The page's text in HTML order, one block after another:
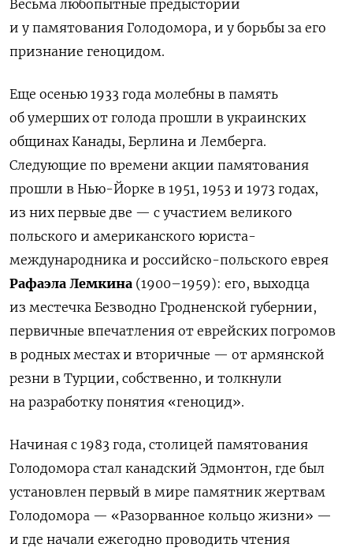
Весьма любопытные предыстории
и у памятования Голодомора, и у борьбы за его
признание геноцидом.
Еще осенью 1933 года молебны в память
об умерших от голода прошли в украинских
общинах Канады, Берлина и Лемберга.
Следующие по времени акции памятования
прошли в Нью-Йорке в 1951, 1953 и 1973 годах,
из них первые две — с участием великого
польского и американского юриста-
международника и российско-польского еврея
Рафаэла Лемкина (1900–1959): его, выходца
из местечка Безводно Гродненской губернии,
первичные впечатления от еврейских погромов
в родных местах и вторичные — от армянской
резни в Турции, собственно, и толкнули
на разработку понятия «геноцид».
Начиная с 1983 года, столицей памятования
Голодомора стал канадский Эдмонтон, где был
установлен первый в мире памятник жертвам
Голодомора — «Разорванное кольцо жизни» —
и где начали ежегодно проводить чтения